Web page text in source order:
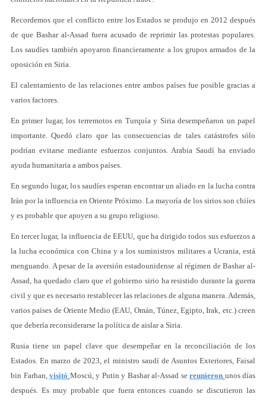
Recordemos que el conflicto entre los Estados se produjo en 2012 después
de que Bashar al-Assad fuera acusado de reprimir las protestas populares.
Los saudíes también apoyaron financieramente a los grupos armados de la
oposición en Siria.
El calentamiento de las relaciones entre ambos países fue posible gracias a
varios factores.
En primer lugar, los terremotos en Turquía y Siria desempeñaron un papel
importante. Quedó claro que las consecuencias de tales catástrofes sólo
podrían evitarse mediante esfuerzos conjuntos. Arabia Saudí ha enviado
ayuda humanitaria a ambos países.
En segundo lugar, los saudíes esperan encontrar un aliado en la lucha contra
Irán por la influencia en Oriente Próximo. La mayoría de los sirios son chiíes
y es probable que apoyen a su grupo religioso.
En tercer lugar, la influencia de EEUU, que ha dirigido todos sus esfuerzos a
la lucha económica con China y a los suministros militares a Ucrania, está
menguando. A pesar de la aversión estadounidense al régimen de Bashar al-
Assad, ha quedado claro que el gobierno sirio ha resistido durante la guerra
civil y que es necesario restablecer las relaciones de alguna manera. Además,
varios países de Oriente Medio (EAU, Omán, Túnez, Egipto, Irak, etc.) creen
que debería reconsiderarse la política de aislar a Siria.
Rusia tiene un papel clave que desempeñar en la reconciliación de los
Estados. En marzo de 2023, el ministro saudí de Asuntos Exteriores, Faisal
bin Farhan, visitó Moscú, y Putin y Bashar al-Assad se reunieron unos días
después. Es muy probable que fuera entonces cuando se discutieron las